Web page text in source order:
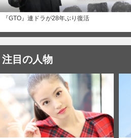
『GTO』連ドラが28年ぶり復活
注目の人物